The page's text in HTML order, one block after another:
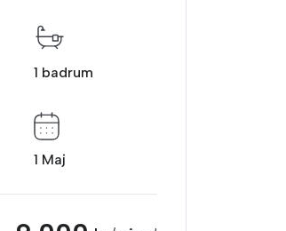
1 badrum
1 Maj